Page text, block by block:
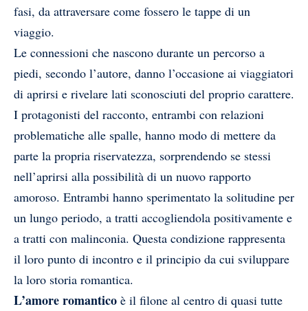
fasi, da attraversare come fossero le tappe di un
viaggio.
Le connessioni che nascono durante un percorso a
piedi, secondo l’autore, danno l’occasione ai viaggiatori
di aprirsi e rivelare lati sconosciuti del proprio carattere.
I protagonisti del racconto, entrambi con relazioni
problematiche alle spalle, hanno modo di mettere da
parte la propria riservatezza, sorprendendo se stessi
nell’aprirsi alla possibilità di un nuovo rapporto
amoroso. Entrambi hanno sperimentato la solitudine per
un lungo periodo, a tratti accogliendola positivamente e
a tratti con malinconia. Questa condizione rappresenta
il loro punto di incontro e il principio da cui sviluppare
la loro storia romantica.
L’amore romantico è il filone al centro di quasi tutte